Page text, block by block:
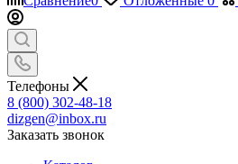
Телефоны
8 (800) 302-48-18
dizgen@inbox.ru
Заказать звонок